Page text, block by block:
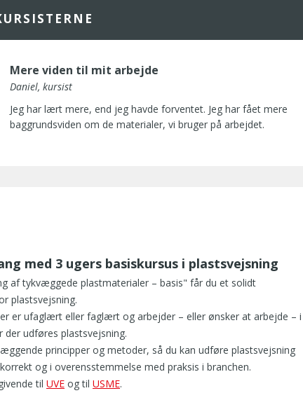
Mere viden til mit arbejde
Daniel, kursist
Jeg har lært mere, end jeg havde forventet. Jeg har fået mere
baggrundsviden om de materialer, vi bruger på arbejdet.
r
t
m
e
e
,
e
n
med 3 ugers basiskursus i plastsvejsning
af tykvæggede plastmaterialer – basis" får du et solidt
plastsvejsning.
er ufaglært eller faglært og arbejder – eller ønsker at arbejde – i
der udføres plastsvejsning.
principper og metoder, så du kan udføre plastsvejsning
og i overensstemmelse med praksis i branchen.
til UVE og til USME.